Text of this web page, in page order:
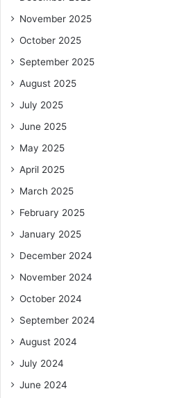
November 2025
October 2025
September 2025
August 2025
July 2025
June 2025
May 2025
April 2025
March 2025
February 2025
January 2025
December 2024
November 2024
October 2024
September 2024
August 2024
July 2024
June 2024